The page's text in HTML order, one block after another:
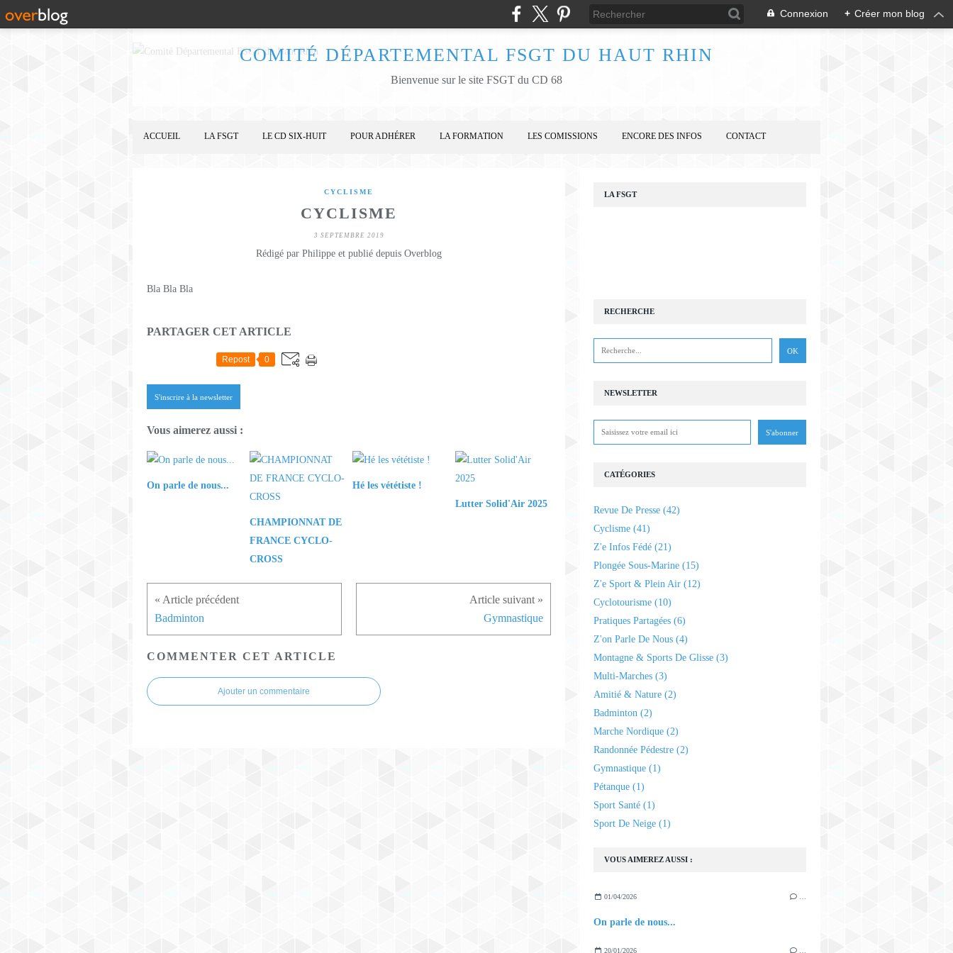
Connexion + Créer mon blog
COMITÉ DÉPARTEMENTAL FSGT DU HAUT RHIN
Bienvenue sur le site FSGT du CD 68
ACCUEIL LA FSGT LE CD SIX-HUIT POUR ADHÉRER LA FORMATION LES COMISSIONS ENCORE DES INFOS CONTACT
CYCLISME
CYCLISME
3 SEPTEMBRE 2019
Rédigé par Philippe et publié depuis Overblog
Bla Bla Bla
PARTAGER CET ARTICLE
Repost 0
S'inscrire à la newsletter
Vous aimerez aussi :
On parle de nous...
CHAMPIONNAT DE
FRANCE CYCLO-
CROSS
Hé les vététiste !
Lutter Solid'Air 2025
Badminton Gymnastique
COMMENTER CET ARTICLE
Ajouter un commentaire
NEWSLETTER
RECHERCHE
VOUS AIMEREZ AUSSI :
01/04/2026
On parle de nous...
20/01/2026
CATÉGORIES
Revue De Presse (42)
Cyclisme (41)
Z'e Infos Fédé (21)
Plongée Sous-Marine (15)
Z'e Sport & Plein Air (12)
Cyclotourisme (10)
Pratiques Partagées (6)
Z'on Parle De Nous (4)
Montagne & Sports De Glisse (3)
Multi-Marches (3)
Amitié & Nature (2)
Badminton (2)
Marche Nordique (2)
Randonnée Pédestre (2)
Gymnastique (1)
Pétanque (1)
Sport Santé (1)
Sport De Neige (1)
LA FSGT